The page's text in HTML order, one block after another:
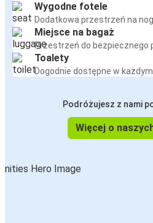
Wygodne fotele
Dodatkowa przestrzeń na
Miejsce na bagaż
Przestrzeń do bezpiecznego
Toalety
Dogodnie dostępne w
Podróżujesz z nami
Więcej o